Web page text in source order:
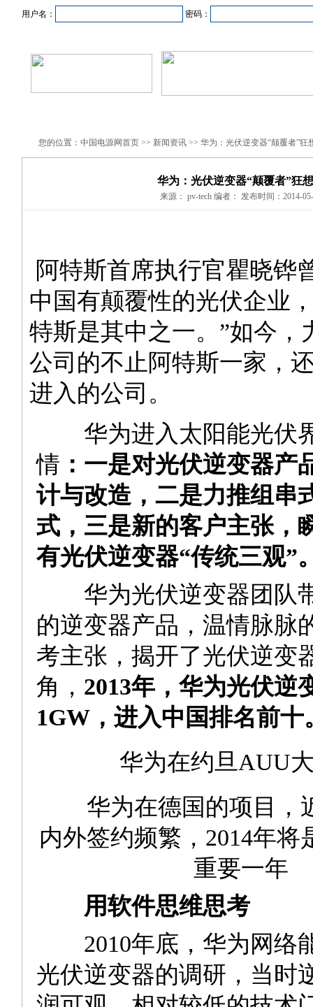
用户名： 密码：
您的位置：中国电源网首页 >> 新闻资讯 >> 华为：光伏逆变器“颠覆者”狂
华为：光伏逆变器“颠覆者”狂
来源： pv-tech 编者： 发布时间：2014-
阿特斯首席执行官瞿晓铧
中国有颠覆性的光伏企业
特斯是其中之一。”如今，
公司的不止阿特斯一家，
进入的公司。
华为进入太阳能光伏
情 ：一是对光伏逆变器产
计与改造，二是力推组串
式，三是新的客户主张，
有光伏逆变器“传统三观”
华为光伏逆变器团队
的逆变器产品，温情脉脉
考主张，揭开了光伏逆变
角， 2013年，华为光伏逆
1GW，进入中国排名前十
华为在约旦AUU大
华为在德国的项目，
内外签约频繁，2014年将
重要一年
用软件思维思考
2010年底，华为网络
光伏逆变器的调研，当时